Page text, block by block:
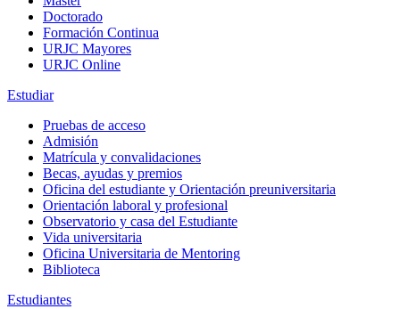
Doctorado
Formación Continua
URJC Mayores
URJC Online
Estudiar
Pruebas de acceso
Admisión
Matrícula y convalidaciones
Becas, ayudas y premios
Oficina del estudiante y Orientación preuniversitaria
Orientación laboral y profesional
Observatorio y casa del Estudiante
Vida universitaria
Oficina Universitaria de Mentoring
Biblioteca
Estudiantes